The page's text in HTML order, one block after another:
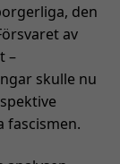
den
av
–
skulle nu
fascismen.